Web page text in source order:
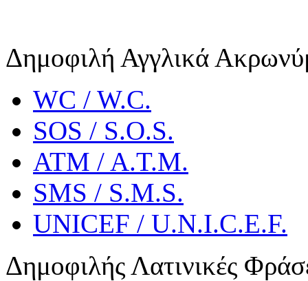
Δημοφιλή Αγγλικά
WC / W.C.
SOS / S.O.S.
ATM / A.T.M.
SMS / S.M.S.
UNICEF / U.N.I.C.E.F.
Δημοφιλής Λατινικές